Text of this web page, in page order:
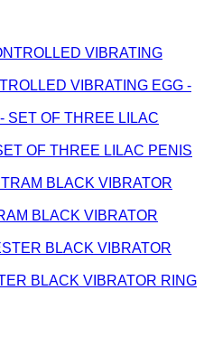
VIBRATING EGG -
OF THREE LILAC PENIS
BLACK VIBRATOR
BLACK VIBRATOR RING